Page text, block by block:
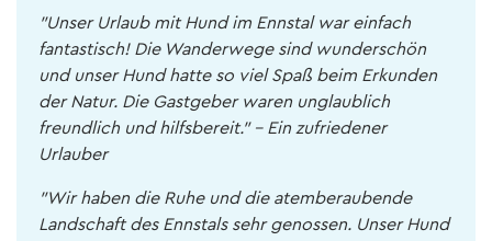
"Unser Urlaub mit Hund im Ennstal war einfach
fantastisch! Die Wanderwege sind wunderschön
und unser Hund hatte so viel Spaß beim Erkunden
der Natur. Die Gastgeber waren unglaublich
freundlich und hilfsbereit." - Ein zufriedener
Urlauber
"Wir haben die Ruhe und die atemberaubende
Landschaft des Ennstals sehr genossen. Unser Hund